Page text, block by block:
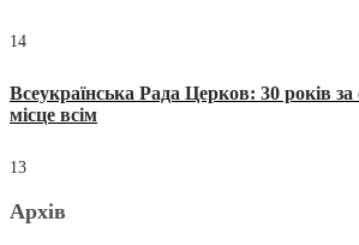
14
Всеукраїнська Рада Церков: 30 років
місце всім
13
Архів